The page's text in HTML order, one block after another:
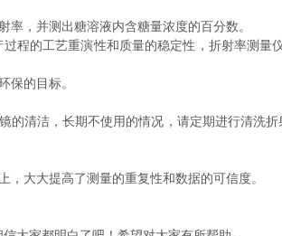
，并测出糖溶液内含糖量浓度的百分数。
的工艺重演性和质量的稳定性，折射率测量
的目标。
清洁，长期不使用的情况，请定期进行清洗折
大大提高了测量的重复性和数据的可信度。